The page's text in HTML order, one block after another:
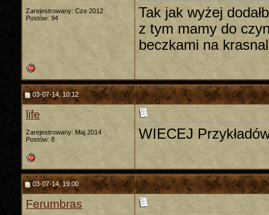
Zarejestrowany: Cze 2012
Postów: 94
Tak jak wyżej
z tym mamy do
beczkami na
03-07-14, 10:12
life
Zarejestrowany: Maj 2014
Postów: 8
WIECEJ
03-07-14, 19:00
Ferumbras